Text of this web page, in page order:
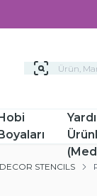
STENCILS